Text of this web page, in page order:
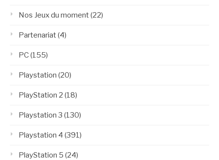
Nos Jeux du moment(22)
Partenariat(4)
PC(155)
Playstation (20)
PlayStation 2 (18)
Playstation 3 (130)
Playstation 4 (391)
PlayStation 5 (24)